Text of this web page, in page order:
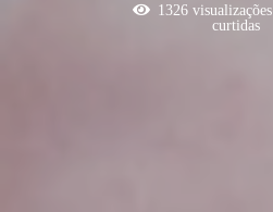
1326 visualizações
curtidas